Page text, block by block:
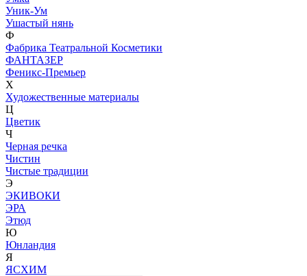
Уник-Ум
Ушастый нянь
Ф
Фабрика Театральной Косметики
ФАНТАЗЕР
Феникс-Премьер
Х
Художественные материалы
Ц
Цветик
Ч
Черная речка
Чистин
Чистые традиции
Э
ЭКИВОКИ
ЭРА
Этюд
Ю
Юнландия
Я
ЯСХИМ